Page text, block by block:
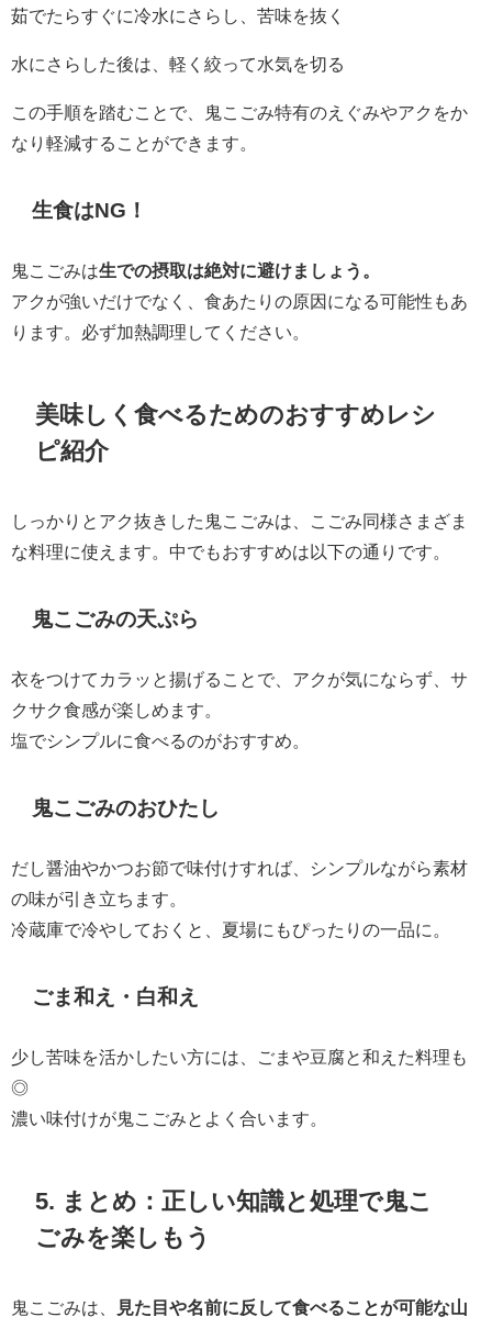
茹でたらすぐに冷水にさらし、苦味を抜く
水にさらした後は、軽く絞って水気を切る
この手順を踏むことで、鬼こごみ特有のえぐみやアクをか
なり軽減することができます。
生食はNG！
鬼こごみは生での摂取は絶対に避けましょう。
アクが強いだけでなく、食あたりの原因になる可能性もあ
ります。必ず加熱調理してください。
美味しく食べるためのおすすめレシ
ピ紹介
しっかりとアク抜きした鬼こごみは、こごみ同様さまざま
な料理に使えます。中でもおすすめは以下の通りです。
鬼こごみの天ぷら
衣をつけてカラッと揚げることで、アクが気にならず、サ
クサク食感が楽しめます。
塩でシンプルに食べるのがおすすめ。
鬼こごみのおひたし
だし醤油やかつお節で味付けすれば、シンプルながら素材
の味が引き立ちます。
冷蔵庫で冷やしておくと、夏場にもぴったりの一品に。
ごま和え・白和え
少し苦味を活かしたい方には、ごまや豆腐と和えた料理も
◎
濃い味付けが鬼こごみとよく合います。
5. まとめ：正しい知識と処理で鬼こ
ごみを楽しもう
鬼こごみは、
見た目や名前に反して食べることが可能な山